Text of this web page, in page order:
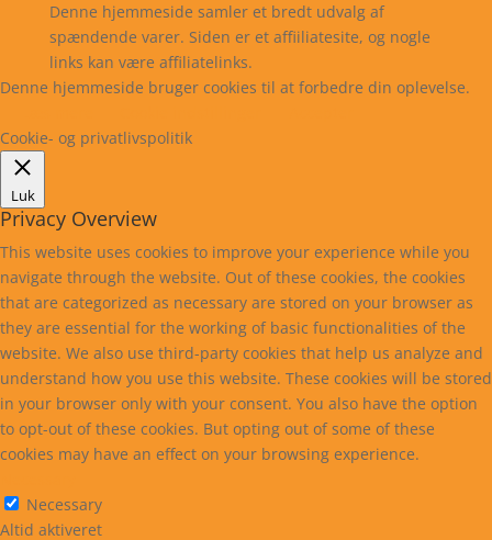
Denne hjemmeside samler et bredt udvalg af
spændende varer. Siden er et affiiliatesite, og nogle
links kan være affiliatelinks.
Denne hjemmeside bruger cookies til at forbedre din oplevelse.
Cookie- og privatlivspolitik
Luk
Privacy Overview
This website uses cookies to improve your experience while you
navigate through the website. Out of these cookies, the cookies
that are categorized as necessary are stored on your browser as
they are essential for the working of basic functionalities of the
website. We also use third-party cookies that help us analyze and
understand how you use this website. These cookies will be stored
in your browser only with your consent. You also have the option
to opt-out of these cookies. But opting out of some of these
cookies may have an effect on your browsing experience.
Necessary
Altid aktiveret